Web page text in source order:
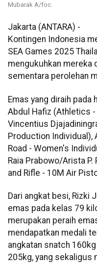
Mubarak A/foc.
Jakarta (ANTARA) -
Kontingen Indonesia
SEA Games 2025
mengukuhkan mereka
sementara perolehan
Emas yang diraih pada
Abdul Hafiz (Athletics
Vincentius
Production Individual),
Road - Women's
Raia Prabowo/Arista P.
and Rifle - 10M Air
Dari angkat besi, Rizki
emas pada kelas 79
merupakan peraih
mendapatkan medali
angkatan snatch
205kg, yang sekaligus